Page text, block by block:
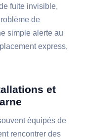
fuite invisible,
de
simple alerte au
express,
et
équipés de
rencontrer des